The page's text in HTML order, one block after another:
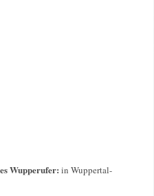
Wupperufer: in Wuppertal-